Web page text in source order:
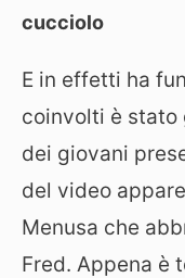
cucciolo
E in effetti ha
coinvolti è stato
dei giovani
del video
Menusa che
Fred. Appena è